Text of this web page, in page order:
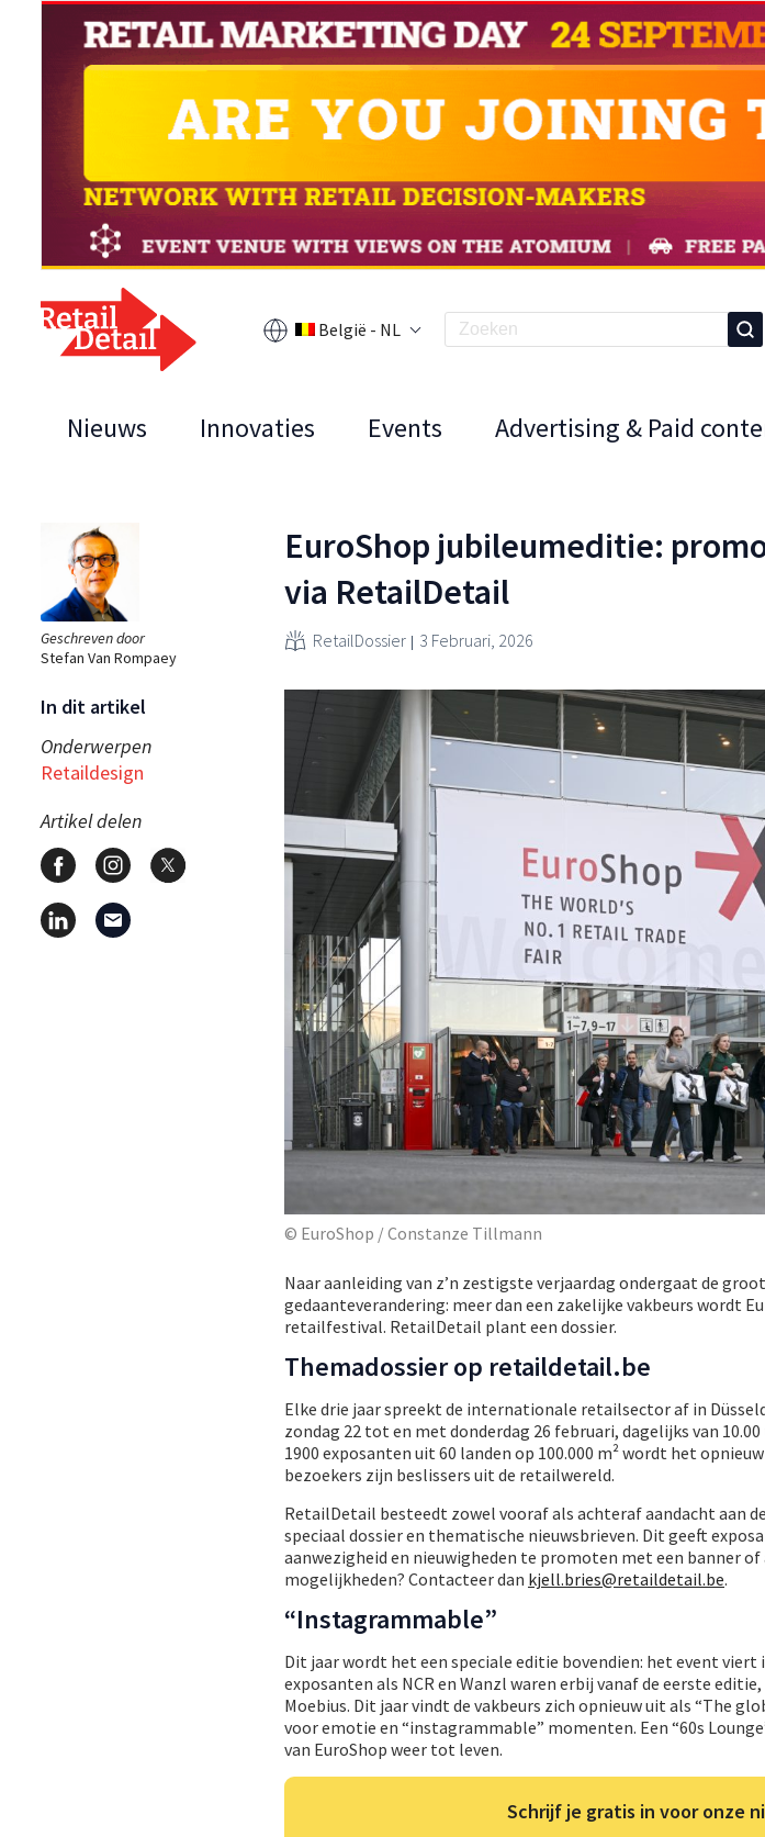
België - NL
Nieuws Innovaties Events Advertising & Paid
Geschreven door
Stefan Van Rompaey
In dit artikel
Onderwerpen
Retaildesign
Artikel delen
EuroShop jubileumeditie:
via RetailDetail
RetailDossier 3 Februari, 2026
© EuroShop / Constanze Tillmann
Naar aanleiding van z’n zestigste verjaardag ondergaat de
gedaanteverandering: meer dan een zakelijke vakbeurs wordt
retailfestival. RetailDetail plant een dossier.
Themadossier op retaildetail.be
Elke drie jaar spreekt de internationale retailsector af in
zondag 22 tot en met donderdag 26 februari, dagelijks van
1900 exposanten uit 60 landen op 100.000 m² wordt het
bezoekers zijn beslissers uit de retailwereld.
RetailDetail besteedt zowel vooraf als achteraf aandacht aan
speciaal dossier en thematische nieuwsbrieven. Dit geeft
aanwezigheid en nieuwigheden te promoten met een banner of
mogelijkheden? Contacteer dan kjell.bries@retaildetail.be.
“Instagrammable”
Dit jaar wordt het een speciale editie bovendien: het event viert
exposanten als NCR en Wanzl waren erbij vanaf de eerste
Moebius. Dit jaar vindt de vakbeurs zich opnieuw uit als “The
voor emotie en “instagrammable” momenten. Een “60s
van EuroShop weer tot leven.
Schrijf je gratis in voor onze